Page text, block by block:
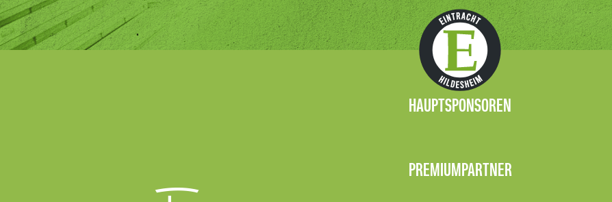
HAUPTSPONSOREN
PREMIUMPARTNER